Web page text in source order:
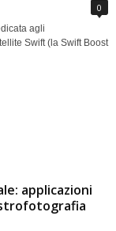
0
agli
Swift (la Swift Boost
applicazioni